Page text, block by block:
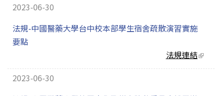
2023-06-30
法規-中國醫藥大學台中校本部學生宿舍疏散演習實施
要點
法規連結
2023-06-30